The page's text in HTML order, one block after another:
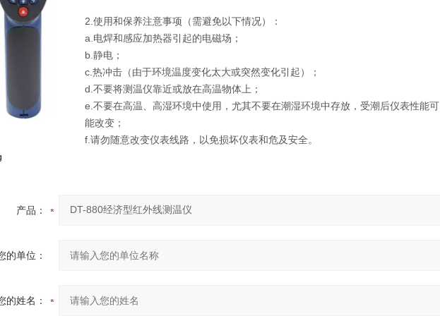
2.使用和保养注意事项（需避免以下情况）：
a.电焊和感应加热器引起的电磁场；
b.静电；
c.热冲击（由于环境温度变化太大或突然变化引起）；
d.不要将测温仪靠近或放在高温物体上；
e.不要在高温、高湿环境中使用，尤其不要在潮湿环境中存放，受潮后仪表性能可
能改变；
f.请勿随意改变仪表线路，以免损坏仪表和危及安全。
产品：
的单位：
的姓名：